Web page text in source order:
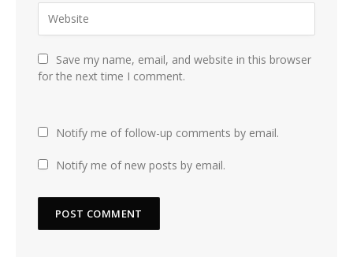
Save my name, email, and website in this browser
for the next time I comment.
Notify me of follow-up comments by email.
Notify me of new posts by email.